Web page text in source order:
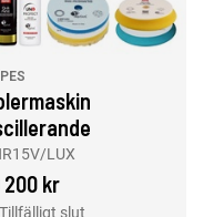
125 mm,
kit
LUX
200 kr
Tillfälligt slut